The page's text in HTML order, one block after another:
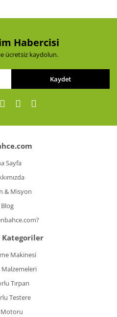
daha pahalı.
Gönder
Habercisi
ücretsiz kaydolun.
Kaydet
Sayfa
& Misyon
Blog
Kategoriler
Makinesi
Malzemeleri
Tırpan
Testere
Motoru